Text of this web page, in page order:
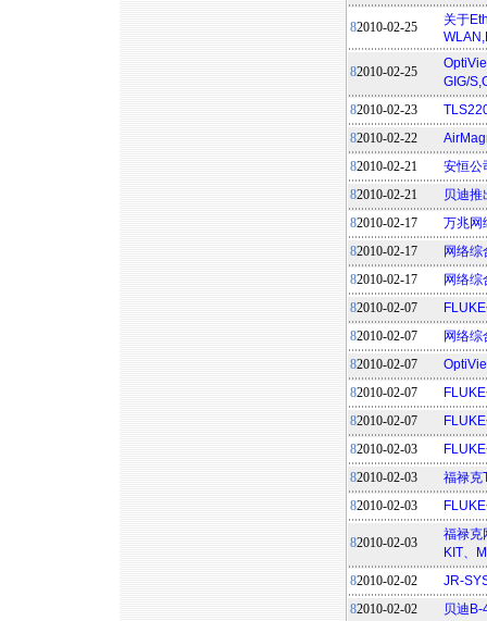
82010-02-25
关于
82010-02-25
GIG/
82010-02-23
82010-02-22
82010-02-21
安恒公
82010-02-21
贝迪
82010-02-17
万兆网
82010-02-17
网络
82010-02-17
网络
82010-02-07
82010-02-07
网络
82010-02-07
82010-02-07
82010-02-07
82010-02-03
82010-02-03
福禄克
82010-02-03
82010-02-03
福禄克
KIT、
82010-02-02
JR-
82010-02-02
贝迪